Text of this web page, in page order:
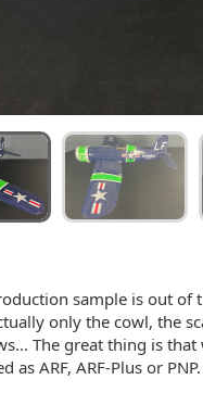
sample is out
only the cowl, the
The great thing is
as ARF, ARF-Plus or